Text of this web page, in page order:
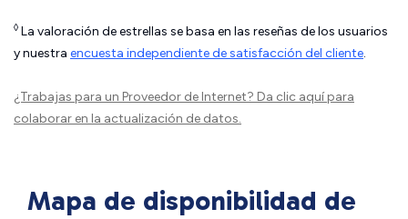
◊ La valoración de estrellas se basa en las reseñas de los usuarios
y nuestra encuesta independiente de satisfacción del cliente.
¿Trabajas para un Proveedor de Internet? Da clic aquípara
colaborar en la actualización de datos.
Mapa de disponibilidad de